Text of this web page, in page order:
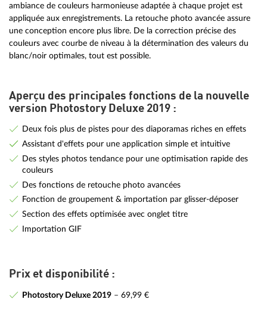
ambiance de couleurs harmonieuse adaptée à chaque projet est
appliquée aux enregistrements. La retouche photo avancée assure
une conception encore plus libre. De la correction précise des
couleurs avec courbe de niveau à la détermination des valeurs du
blanc/noir optimales, tout est possible.
Aperçu des principales fonctions de la nouvelle
version Photostory Deluxe 2019 :
Deux fois plus de pistes pour des diaporamas riches en effets
Assistant d'effets pour une application simple et intuitive
Des styles photos tendance pour une optimisation rapide des
couleurs
Des fonctions de retouche photo avancées
Fonction de groupement & importation par glisser-déposer
Section des effets optimisée avec onglet titre
Importation GIF
Prix et disponibilité :
Photostory Deluxe 2019– 69,99 €